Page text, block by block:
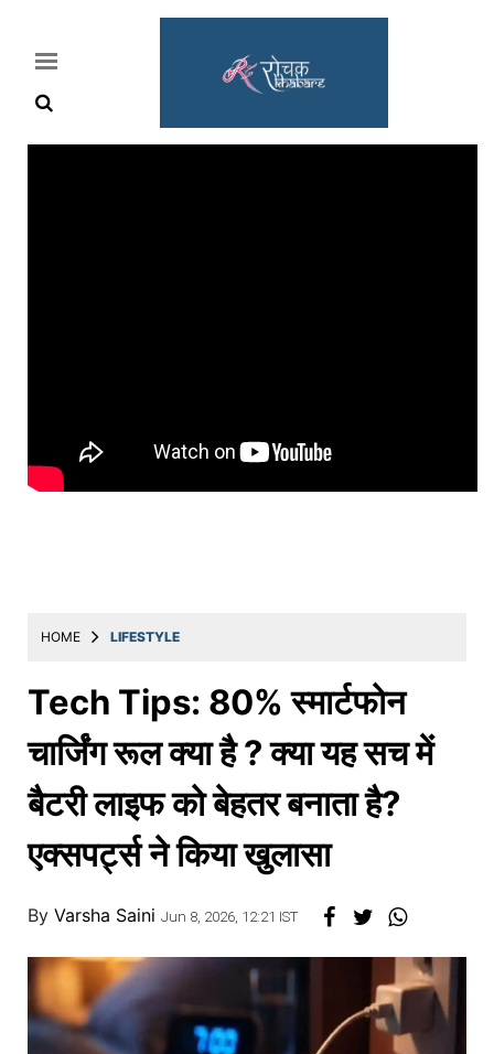
&
मराठी
मनोरंजन
स्पोर्ट्स
बिझनेस
लाईफस्टाईल
ट्रॅव्हल
खाना
HOME LIFESTYLE
Tech Tips: 80% स्मार्टफोन
चार्जिंग रूल क्या है ? क्या यह सच में
बैटरी लाइफ को बेहतर बनाता है?
एक्सपर्ट्स ने किया खुलासा
By Varsha Saini Jun 8, 2026, 12:21 IST